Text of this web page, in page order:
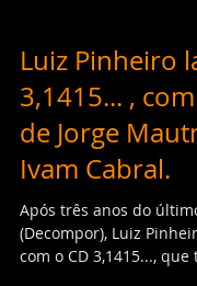
Luiz Pinheiro
3,1415... ,
de Jorge
Ivam Cabral.